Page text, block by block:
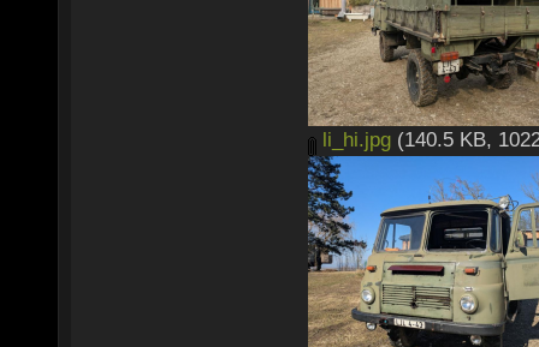
li_hi.jpg (140.5 KB,